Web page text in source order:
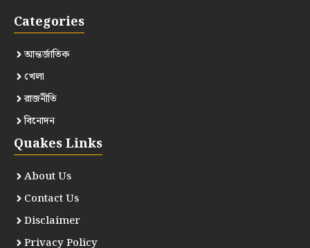
Categories
আন্তর্জাতিক
খেলা
রাজনীতি
বিনোদন
Quakes Links
About Us
Contact Us
Disclaimer
Privacy Policy